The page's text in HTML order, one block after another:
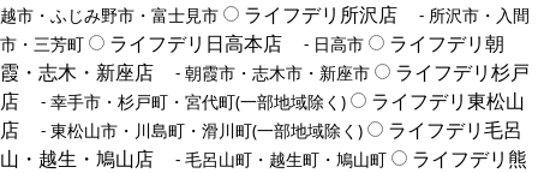
越市・ふじみ野市・富士見市
ライフデリ所沢店
- 所沢市・入間
市・三芳町
ライフデリ日高本店 - 日高市
ライフデリ朝
霞・志木・新座店
- 朝霞市・志木市・新座市
ライフデリ杉戸
店
- 幸手市・杉戸町・宮代町(一部地域除く)
ライフデリ東松山
店
- 東松山市・川島町・滑川町(一部地域除く)
ライフデリ毛呂
山・越生・鳩山店
- 毛呂山町・越生町・鳩山町
ライフデリ熊